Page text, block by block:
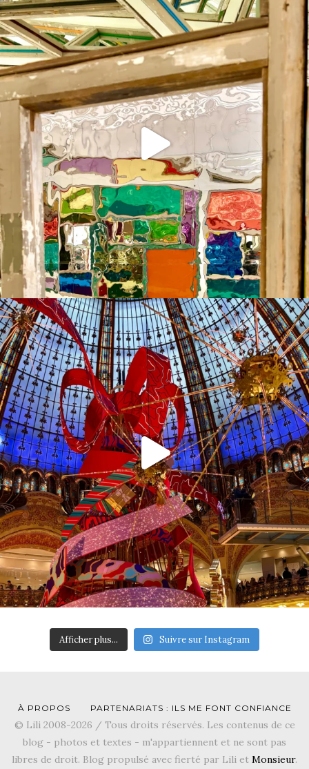
Afficher plus... Suivre sur Instagram
À PROPOS PARTENARIATS : ILS ME FONT CONFIANCE
© Lili 2008-2026 / Tous droits réservés. Les contenus de ce
blog - photos et textes - m'appartiennent et ne sont pas
libres de droit. Blog propulsé avec fierté par Lili et Monsieur.